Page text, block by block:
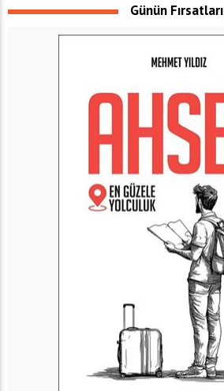
Günün Fırsatları